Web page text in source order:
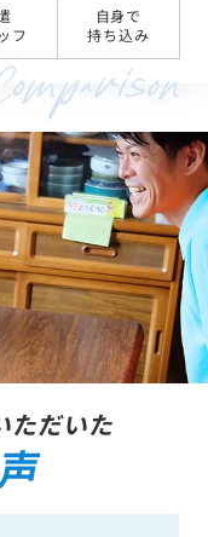
フ
自身で
持ち込み
ただいた